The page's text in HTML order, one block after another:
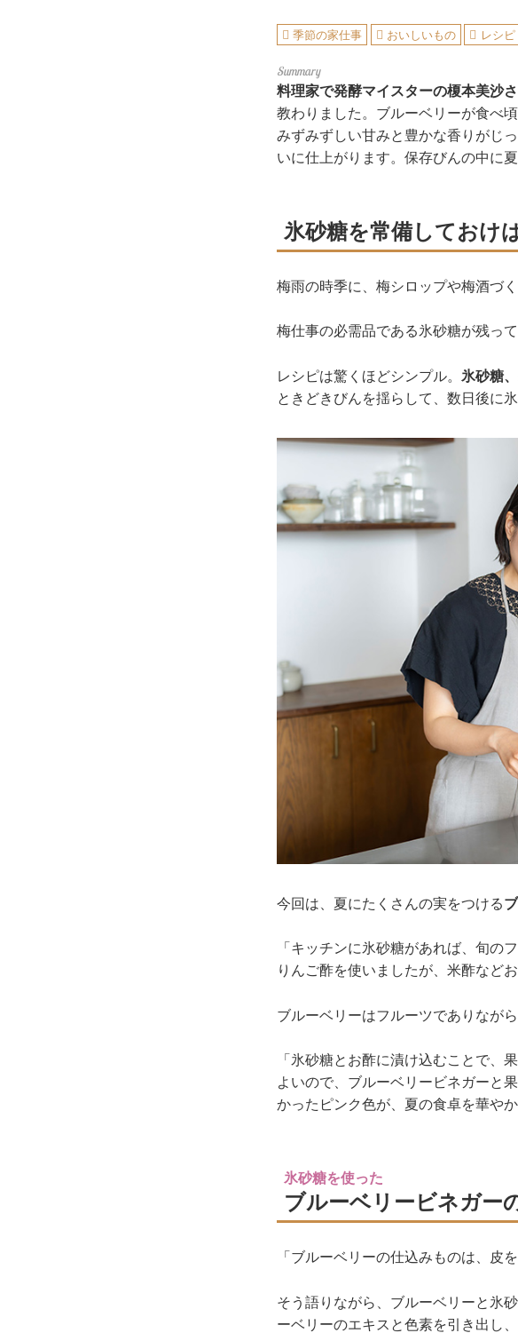
季節の家仕事 おいしいもの レシピ
料理家で発酵マイスターの榎本美沙
教わりました。ブルーベリーが食べ
みずみずしい甘みと豊かな香りがじ
いに仕上がります。保存びんの中に
氷砂糖を常備しておけ
梅雨の時季に、梅シロップや梅酒づ
梅仕事の必需品である氷砂糖が残っ
レシピは驚くほどシンプル。 氷砂糖
ときどきびんを揺らして、数日後に
今回は、夏にたくさんの実をつける
「キッチンに氷砂糖があれば、旬の
りんご酢を使いましたが、米酢など
ブルーベリーはフルーツでありなが
「氷砂糖とお酢に漬け込むことで、
よいので、ブルーベリービネガーと
かったピンク色が、夏の食卓を華やか
氷砂糖を使った
ブルーベリービネガー
「ブルーベリーの仕込みものは、皮
そう語りながら、ブルーベリーと氷
ーベリーのエキスと色素を引き出し